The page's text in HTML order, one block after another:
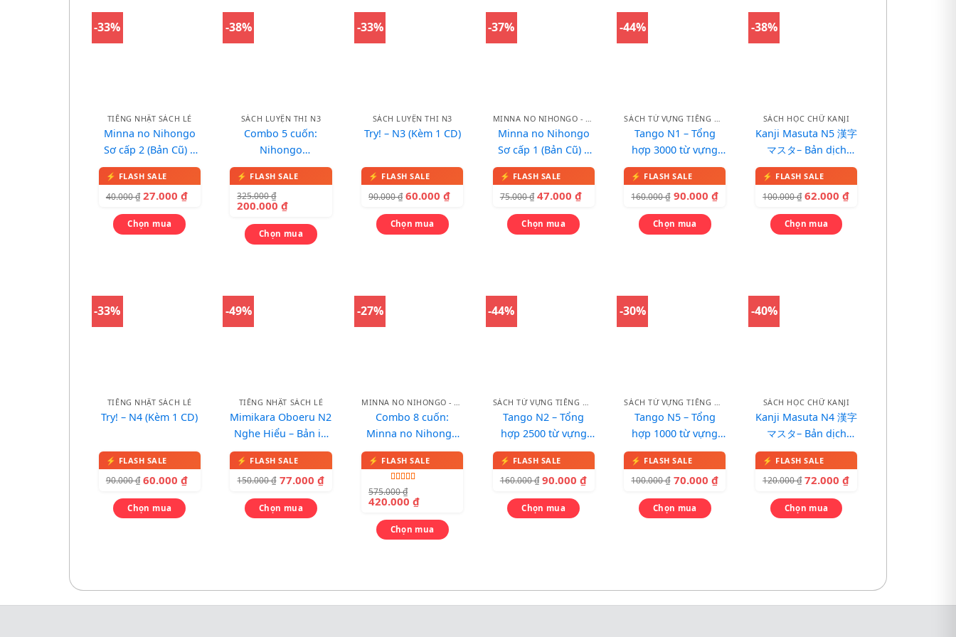
-33%
TIẾNG NHẬT SÁCH LẺ
Minna no Nihongo
Sơ cấp 2 (Bản Cũ) –
Nhật Ngữ Sách Bài
Tập 2
40.000₫ 27.000₫
Chọn mua
-38%
SÁCH LUYỆN THI N3
Combo 5 cuốn:
Nihongo
Soumatome N3 – 5
kỹ năng
325.000₫
200.000₫
Chọn mua
-33%
SÁCH LUYỆN THI N3
Try! – N3 (Kèm 1 CD)
90.000₫ 60.000₫
Chọn mua
-37%
Minna no Nihongo
Sơ cấp 1 (Bản Cũ) –
Bản Dịch và Giải
Thích Ngữ Pháp 1
75.000₫ 47.000₫
Chọn mua
-44%
Tango N1 – Tổng
hợp 3000 từ vựng
N1 – Bản dịch tiếng
Việt
160.000₫ 90.000 ₫
Chọn mua
-38%
SÁCH HỌC CHỮ KANJI
Kanji Masuta N5 漢字
マスタ– Bản dịch
tiếng Việt
100.000₫ 62.000₫
Chọn mua
-33%
TIẾNG NHẬT SÁCH LẺ
Try! – N4 (Kèm 1 CD)
90.000₫ 60.000₫
Chọn mua
-49%
TIẾNG NHẬT SÁCH LẺ
Mimikara Oboeru N2
Nghe Hiểu – Bản in
màu
150.000₫ 77.000 ₫
Chọn mua
-27%
MINNA NO NIHONGO - BẢN MỚI
Combo 8 cuốn:
Minna no Nihongo
Sơ cấp 1 (Bản Mới)
Được xếp
hạng 5.00
sao
575.000₫
420.000₫
Chọn mua
-44%
SÁCH TỪ VỰNG TIẾNG NHẬT
Tango N2 – Tổng
hợp 2500 từ vựng
N2 – Bản dịch tiếng
Việt
160.000₫ 90.000₫
Chọn mua
-30%
SÁCH TỪ VỰNG TIẾNG NHẬT
Tango N5 – Tổng
hợp 1000 từ vựng
N5 – Bản dịch tiếng
Việt
100.000₫ 70.000 ₫
Chọn mua
-40%
SÁCH HỌC CHỮ KANJI
Kanji Masuta N4 漢字
マスタ– Bản dịch
tiếng Việt
120.000₫ 72.000₫
Chọn mua